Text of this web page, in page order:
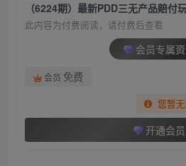
此内容为付费阅读，请付费后查看
会员专属
会员 免费
您暂
开通会员